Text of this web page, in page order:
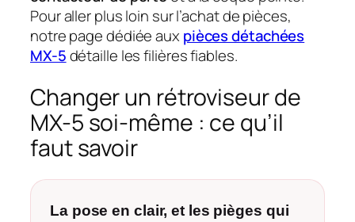
Pour aller plus loin sur l’achat de pièces,
notre page dédiée aux pièces détachées
MX-5détaille les filières fiables.
Changer un rétroviseur de
MX-5 soi-même : ce qu’il
faut savoir
La pose en clair, et les pièges qui